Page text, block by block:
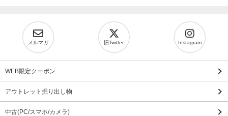
メルマガ 旧Twitter Instagram
WEB限定クーポン
アウトレット掘り出し物
中古(PC/スマホ/カメラ)